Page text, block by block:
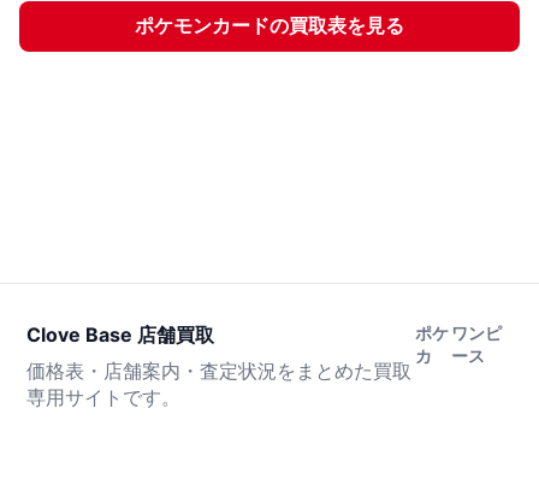
ポケモンカードの買取表を見る
Clove Base 店舗買取
価格表・店舗案内・査定状況をまとめた買取
専用サイトです。
ポケ
カ
ワンピ
ース